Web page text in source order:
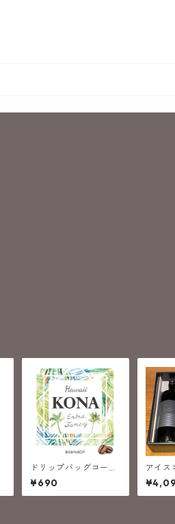
ドリップバッグコーヒ
ー / ハワイ コナ エ
クストラファンシー
¥690
アイス
Ｂ